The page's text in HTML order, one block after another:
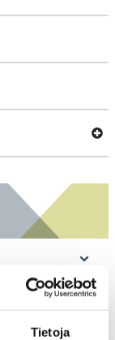
Tietoja